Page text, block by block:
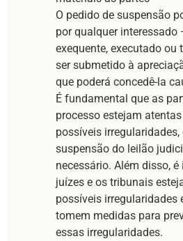
O pedido de suspensão
por qualquer interessado
exequente, executado ou
ser submetido à
que poderá concedê-la
É fundamental que as
processo estejam
possíveis irregularidades,
suspensão do leilão
necessário. Além disso,
juízes e os tribunais
possíveis irregularidades
tomem medidas para
essas irregularidades.